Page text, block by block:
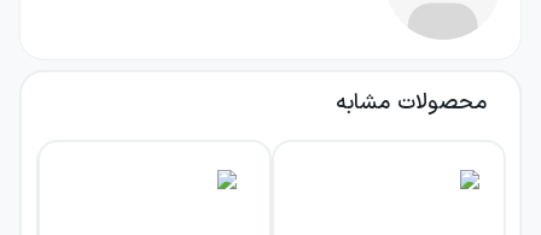
را از زاویه روان‌شناختی بررسی کند و درباره
احتمالی آن و امکان پیشگیری یا تغییر آن بحث
محصولات مشابه